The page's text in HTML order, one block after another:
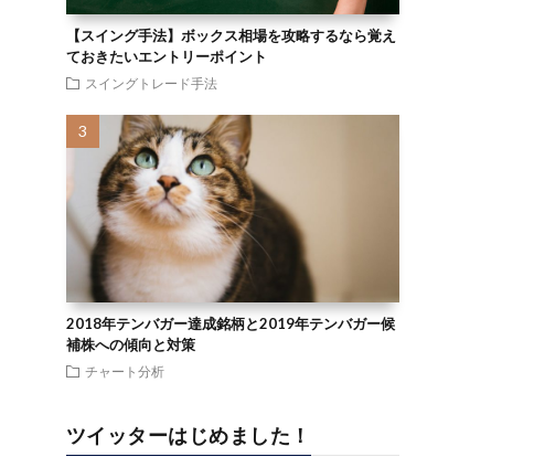
【スイング手法】ボックス相場を攻略するなら覚え
ておきたいエントリーポイント
スイングトレード手法
2018年テンバガー達成銘柄と2019年テンバガー候
補株への傾向と対策
チャート分析
ツイッターはじめました！